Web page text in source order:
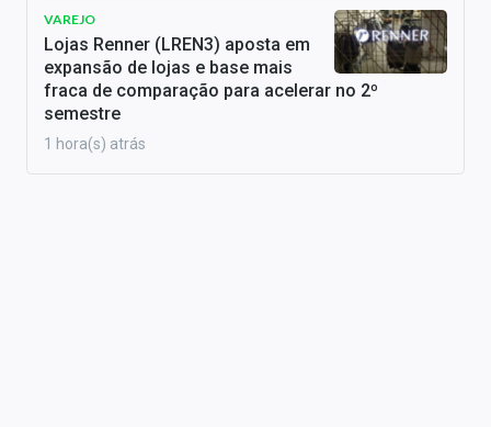
VAREJO
Lojas Renner (LREN3) aposta em
expansão de lojas e base mais
fraca de comparação para acelerar no 2º
semestre
1 hora(s) atrás